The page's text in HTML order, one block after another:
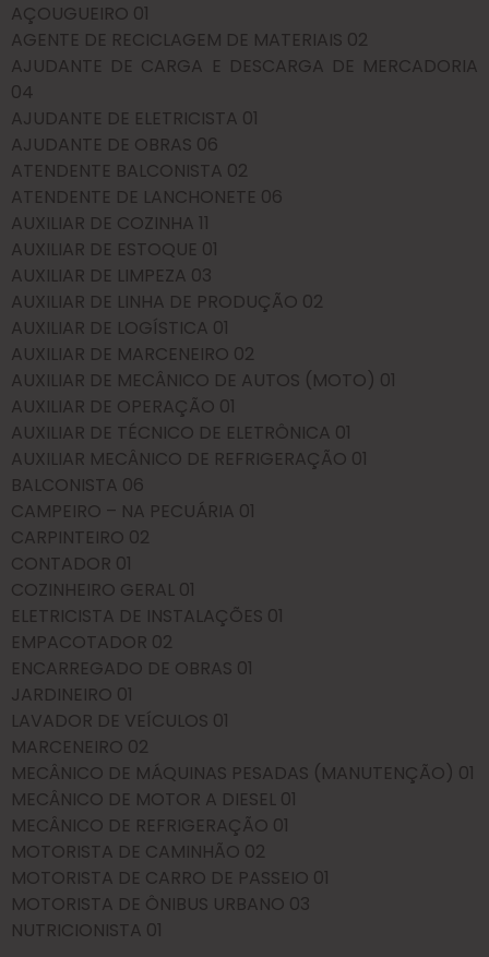
AÇOUGUEIRO 01
AGENTE DE RECICLAGEM DE MATERIAIS 02
AJUDANTE DE CARGA E DESCARGA DE MERCADORIA
04
AJUDANTE DE ELETRICISTA 01
AJUDANTE DE OBRAS 06
ATENDENTE BALCONISTA 02
ATENDENTE DE LANCHONETE 06
AUXILIAR DE COZINHA 11
AUXILIAR DE ESTOQUE 01
AUXILIAR DE LIMPEZA 03
AUXILIAR DE LINHA DE PRODUÇÃO 02
AUXILIAR DE LOGÍSTICA 01
AUXILIAR DE MARCENEIRO 02
AUXILIAR DE MECÂNICO DE AUTOS (MOTO) 01
AUXILIAR DE OPERAÇÃO 01
AUXILIAR DE TÉCNICO DE ELETRÔNICA 01
AUXILIAR MECÂNICO DE REFRIGERAÇÃO 01
BALCONISTA 06
CAMPEIRO – NA PECUÁRIA 01
CARPINTEIRO 02
CONTADOR 01
COZINHEIRO GERAL 01
ELETRICISTA DE INSTALAÇÕES 01
EMPACOTADOR 02
ENCARREGADO DE OBRAS 01
JARDINEIRO 01
LAVADOR DE VEÍCULOS 01
MARCENEIRO 02
MECÂNICO DE MÁQUINAS PESADAS (MANUTENÇÃO) 01
MECÂNICO DE MOTOR A DIESEL 01
MECÂNICO DE REFRIGERAÇÃO 01
MOTORISTA DE CAMINHÃO 02
MOTORISTA DE CARRO DE PASSEIO 01
MOTORISTA DE ÔNIBUS URBANO 03
NUTRICIONISTA 01